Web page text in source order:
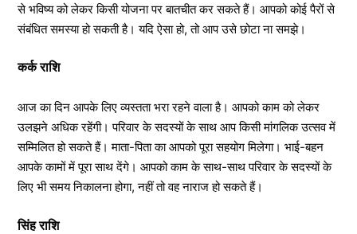
से भविष्य को लेकर किसी योजना पर बातचीत कर सकते हैं। आपको कोई पैरों से
संबंधित समस्या हो सकती है। यदि ऐसा हो, तो आप उसे छोटा ना समझे।
कर्क राशि
आज का दिन आपके लिए व्यस्तता भरा रहने वाला है। आपको काम को लेकर
उलझने अधिक रहेंगी। परिवार के सदस्यों के साथ आप किसी मांगलिक उत्सव में
सम्मिलित हो सकते हैं। माता-पिता का आपको पूरा सहयोग मिलेगा। भाई-बहन
आपके कामों में पूरा साथ देंगे। आपको काम के साथ-साथ परिवार के सदस्यों के
लिए भी समय निकालना होगा, नहीं तो वह नाराज हो सकते हैं।
सिंह राशि